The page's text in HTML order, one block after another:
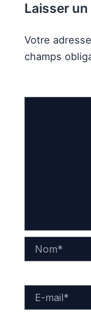
Laisser
Votre
champs
mail*